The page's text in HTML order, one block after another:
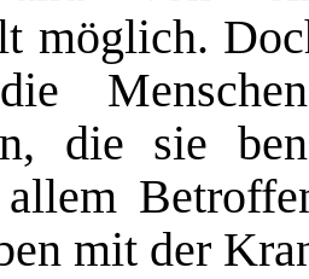
möglich.
die sie
mit der